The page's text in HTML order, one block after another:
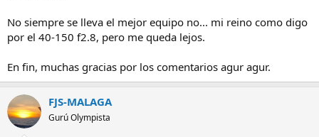
No siempre se lleva el mejor equipo no... mi reino como digo
por el 40-150 f2.8, pero me queda lejos.
En fin, muchas gracias por los comentarios agur agur.
FJS-MALAGA
Gurú Olympista